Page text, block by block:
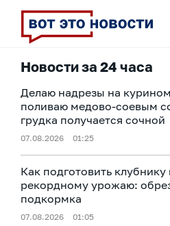
Новости за 24 часа
Делаю надрезы на
поливаю медово-соевым
грудка получается сочной
07.08.2026 01:25
Как подготовить клубнику
рекордному урожаю:
подкормка
07.08.2026 01:05